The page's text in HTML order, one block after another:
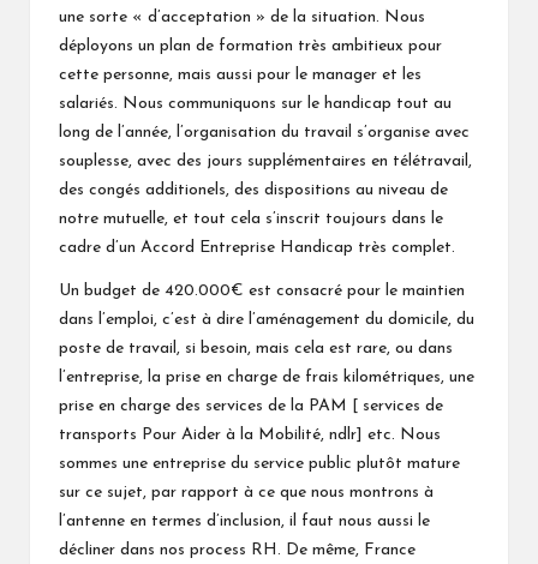
une sorte « d’acceptation » de la situation. Nous
déployons un plan de formation très ambitieux pour
cette personne, mais aussi pour le manager et les
salariés. Nous communiquons sur le handicap tout au
long de l’année, l’organisation du travail s’organise avec
souplesse, avec des jours supplémentaires en télétravail,
des congés additionels, des dispositions au niveau de
notre mutuelle, et tout cela s’inscrit toujours dans le
cadre d’un Accord Entreprise Handicap très complet.
Un budget de 420.000€ est consacré pour le maintien
dans l’emploi, c’est à dire l’aménagement du domicile, du
poste de travail, si besoin, mais cela est rare, ou dans
l’entreprise, la prise en charge de frais kilométriques, une
prise en charge des services de la PAM [ services de
transports Pour Aider à la Mobilité, ndlr] etc. Nous
sommes une entreprise du service public plutôt mature
sur ce sujet, par rapport à ce que nous montrons à
l’antenne en termes d’inclusion, il faut nous aussi le
décliner dans nos process RH. De même, France